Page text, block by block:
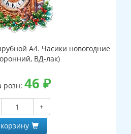
А4. Часики новогодние
ВД-лак)
розн: 46 ₽
+